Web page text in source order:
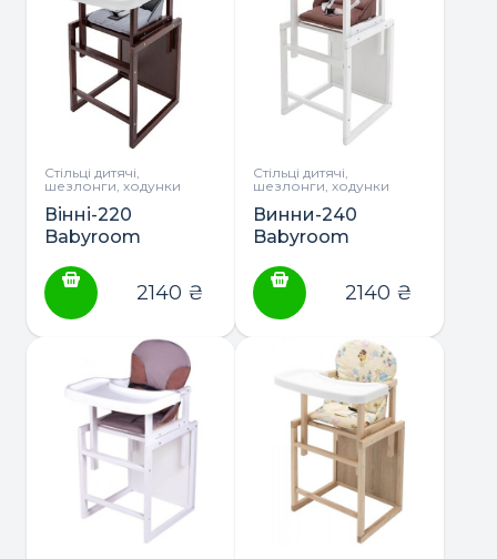
Стільці дитячі,
шезлонги, ходунки
Вінні-220
Babyroom
трансформер
тонований з
пластиковою
столешнею
2140 ₴
Стільці дитячі,
шезлонги, ходунки
Винни-240
Babyroom
трансформер с
пластиковой
столешницей
2140 ₴